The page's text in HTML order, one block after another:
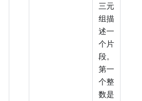
三元
组描
述一
个片
段。
第一
个整
数是